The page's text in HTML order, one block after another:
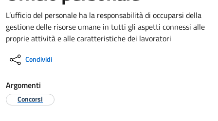
L’ufficio del personale ha la responsabilità di occuparsi della
gestione delle risorse umane in tutti gli aspetti connessi alle
proprie attività e alle caratteristiche dei lavoratori
Condividi
Argomenti
Concorsi